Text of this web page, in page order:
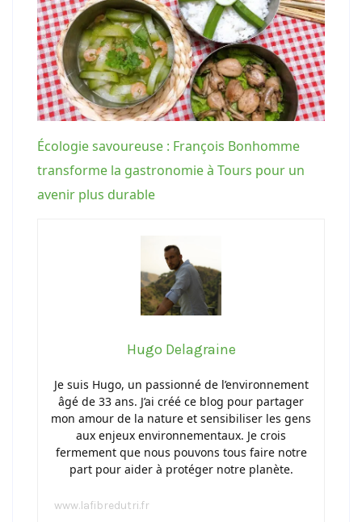
Écologie savoureuse : François Bonhomme
transforme la gastronomie à Tours pour un
avenir plus durable
Hugo Delagraine
Je suis Hugo, un passionné de l’environnement
âgé de 33 ans. J’ai créé ce blog pour partager
mon amour de la nature et sensibiliser les gens
aux enjeux environnementaux. Je crois
fermement que nous pouvons tous faire notre
part pour aider à protéger notre planète.
www.lafibredutri.fr